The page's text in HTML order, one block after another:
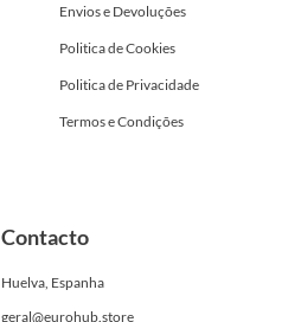
Envios e Devoluções
Politica de Cookies
Politica de Privacidade
Termos e Condições
Contacto
Huelva, Espanha
geral@eurohub.store